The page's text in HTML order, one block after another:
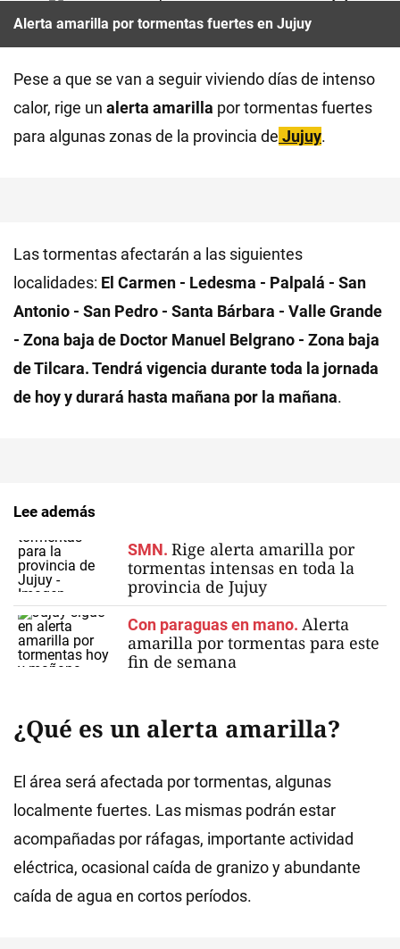
Alerta amarilla por tormentas fuertes en Jujuy
Pese a que se van a seguir viviendo días de intenso
calor, rige un alerta amarilla por tormentas fuertes
para algunas zonas de la provincia de Jujuy.
Las tormentas afectarán a las siguientes
localidades: El Carmen - Ledesma - Palpalá - San
Antonio - San Pedro - Santa Bárbara - Valle Grande
- Zona baja de Doctor Manuel Belgrano - Zona baja
de Tilcara. Tendrá vigencia durante toda la jornada
de hoy y durará hasta mañana por la mañana.
Lee además
SMN. Rige alerta amarilla por
tormentas intensas en toda la
provincia de Jujuy
Con paraguas en mano. Alerta
amarilla por tormentas para este
fin de semana
¿Qué es un alerta amarilla?
El área será afectada por tormentas, algunas
localmente fuertes. Las mismas podrán estar
acompañadas por ráfagas, importante actividad
eléctrica, ocasional caída de granizo y abundante
caída de agua en cortos períodos.